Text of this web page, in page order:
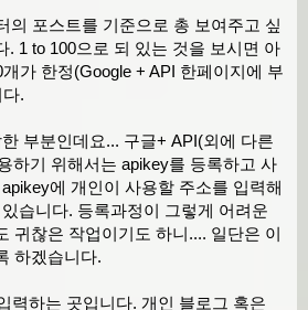
)[ 0].style.
)[0].style.
)[0].style .
(){
= document createElement(
= 'text/javascript' ;
= 'utf-8';
= 'https://
의 포스트를 기준으로 총 보여주고 싶
. 1 to 100으로 되 있는 것을 보시면 아
가 한정(Google + API 한페이지에 부
.
부분인데요... 구글+ API(외에 다른
하기 위해서는 apikey를 등록하고 사
에 개인이 사용할 주소를 입력해
습니다. 등록과정이 그렇게 어려운
귀찮은 작업이기도 하니.... 일단은 이
하겠습니다.
력하는 곳입니다. 개인 블로그 혹은